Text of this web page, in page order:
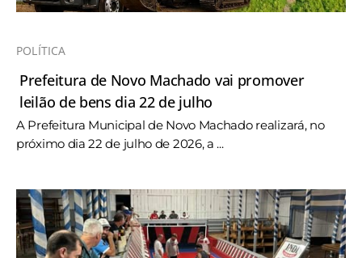
POLÍTICA
Prefeitura de Novo Machado vai promover
leilão de bens dia 22 de julho
A Prefeitura Municipal de Novo Machado realizará, no
próximo dia 22 de julho de 2026, a ...